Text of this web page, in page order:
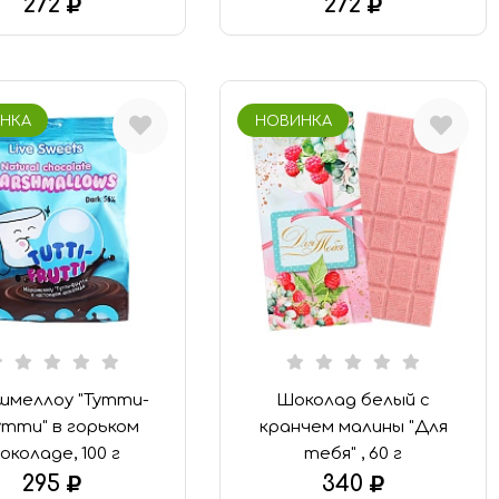
"Тутти-
в горьком
100 г
295
НОВИНКА
Шоколад белый с
кранчем малины "Для
тебя" , 60 г
340